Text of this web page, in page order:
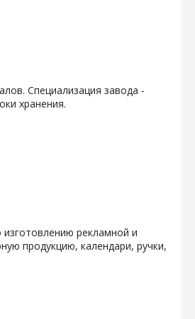
Специализация завода -
хранения.
рекламной и
продукцию, календари, ручки,